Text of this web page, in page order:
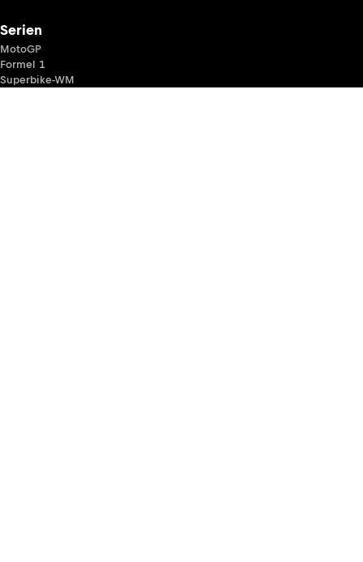
Serien
MotoGP
Formel 1
Superbike-WM